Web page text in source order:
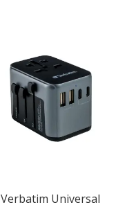
Verbatim Universal